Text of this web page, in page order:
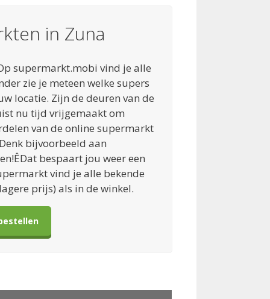
in Zuna
supermarkt.mobi vind je alle
zie je meteen welke supers
locatie. Zijn de deuren van de
nu tijd vrijgemaakt om
van de online supermarkt
bijvoorbeeld aan
bespaart jou weer een
vind je alle bekende
prijs) als in de winkel.